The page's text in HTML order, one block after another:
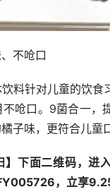
不呛口
料针对儿童的饮食
呛口。9菌合一，
子味，更符合儿童
下面二维码，进
，立享